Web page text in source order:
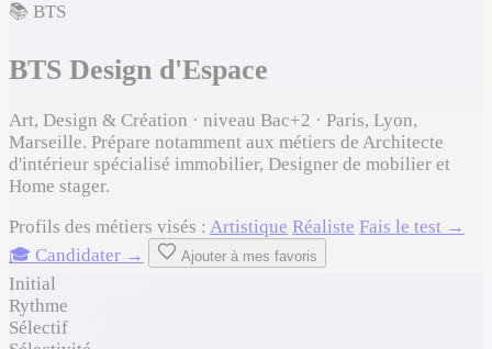
📚 BTS
BTS Design d'Espace
Art, Design & Création · niveau Bac+2 · Paris, Lyon,
Marseille. Prépare notamment aux métiers de Architecte
d'intérieur spécialisé immobilier, Designer de mobilier et
Home stager.
Profils des métiers visés : Artistique Réaliste Fais le test →
🎓 Candidater →
Ajouter à mes favoris
Initial
Rythme
Sélectif